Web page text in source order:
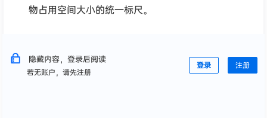
物占用空间大小的统一标尺。
隐藏内容，登录后阅读
若无账户，请先注册
登录 注册